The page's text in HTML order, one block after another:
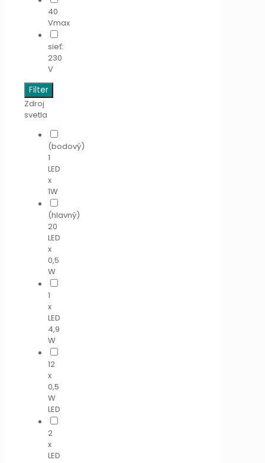
40
Vmax
sieť:
230
V
Filter
Zdroj
svetla
(bodový)
1
LED
x
1W
(hlavný)
20
LED
x
0,5
W
1
x
LED
4,9
W
12
x
0,5
W
LED
2
x
LED